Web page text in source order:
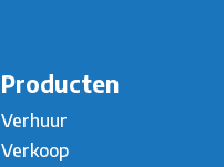
Producten
Verhuur
Verkoop